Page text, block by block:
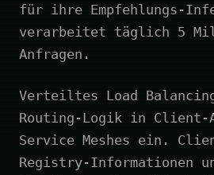
für ihre Empfehlungs-
verarbeitet täglich 5
Anfragen.
Verteiltes Load
Routing-Logik in Client-
Service Meshes ein.
Registry-Informationen